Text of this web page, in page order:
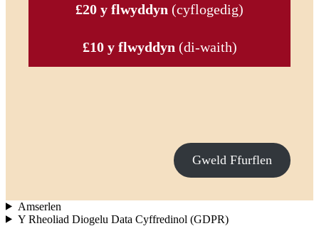
£20 y flwyddyn (cyflogedig)
£10 y flwyddyn (di-waith)
Gweld Ffurflen
Amserlen
Y Rheoliad Diogelu Data Cyffredinol (GDPR)